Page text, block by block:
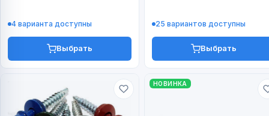
4 варианта доступны
Выбрать
25 вариантов доступны
Выбрать
НОВИНКА